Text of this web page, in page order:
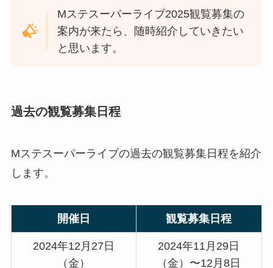
Mステスーパーライブ2025観覧募集の
案内が来たら、随時紹介していきたい
と思います。
過去の観覧募集日程
Mステスーパーライブの過去の観覧募集日程を紹介
します。
開催日 観覧募集日程
2024年12月27日
（金）
2024年11月29日
（金）〜12月8日